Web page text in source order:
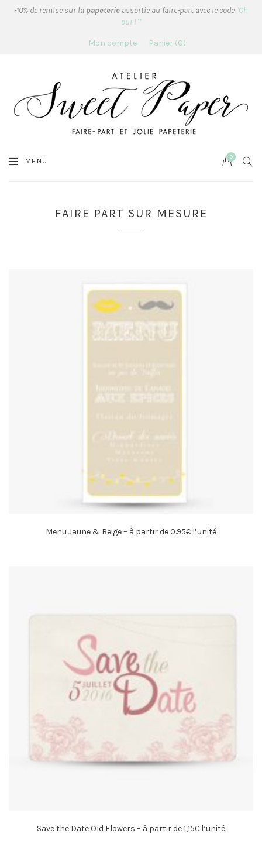
-10% de remise sur la papeterie assortie au faire-part avec le code "Oh
oui !"*
Mon compte Panier 0
MENU Cart
0
FAIRE PART SUR MESURE
Menu Jaune & Beige – à partir de 0.95€ l’unité
Save the Date Old Flowers – à partir de 1,15€ l’unité